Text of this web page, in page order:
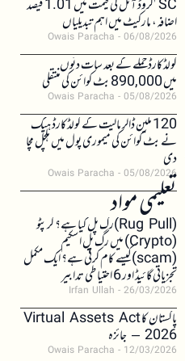
SC کروڈ آئل کی قیمت میں 1.01 فیصد
اضافہ، مارکیٹ میں اہم تبدیلیاں
Owais Paracha 06/08/2026
کولڈکارڈ حملے کے بعد سات دنوں
میں 890,000 بٹ کوائن کی منتقلی
Owais Paracha 05/08/2026
120 ملین ڈالر مالیت کے کولڈکارڈ ہیک
نے بٹ کوائن کی میموری پول میں ہلچل مچا
دی
Owais Paracha 05/08/2026
تعلیمی مواد(Rug Pull)رگ پل کیا ہے؟ کرپٹو
(Crypto) میں رگ پل اسکیم
(scam)کیسے کام کرتی ہے؟ ایک مکمل
تجزیاتی گائیڈ اور 6 احتیاطی تدابیر
Irfan Ullah 26/03/2026
پاکستان کا Virtual Assets Act
2026 – جائزہ
Owais Paracha 12/03/2026